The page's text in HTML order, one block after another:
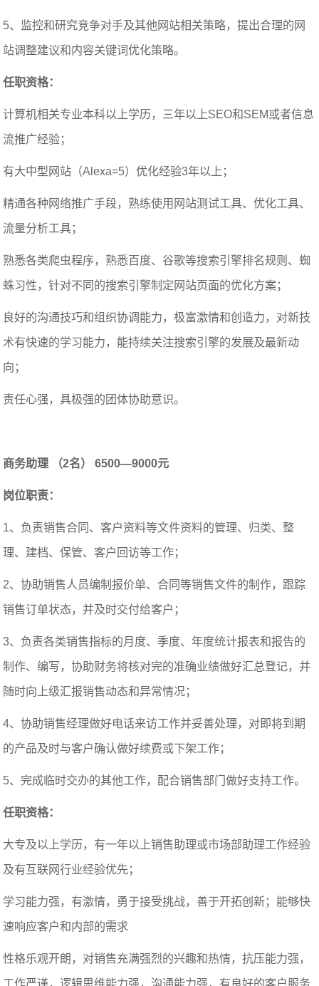
5、监控和研究竞争对手及其他网站相关策略，提出合理的网
站调整建议和内容关键词优化策略。
任职资格：
计算机相关专业本科以上学历，三年以上SEO和SEM或者信息
流推广经验；
有大中型网站（Alexa=5）优化经验3年以上；
精通各种网络推广手段，熟练使用网站测试工具、优化工具、
流量分析工具；
熟悉各类爬虫程序，熟悉百度、谷歌等搜索引擎排名规则、蜘
蛛习性，针对不同的搜索引擎制定网站页面的优化方案；
良好的沟通技巧和组织协调能力，极富激情和创造力，对新技
术有快速的学习能力，能持续关注搜索引擎的发展及最新动
向；
责任心强，具极强的团体协助意识。
商务助理 （2名） 6500—9000元
岗位职责：
1、负责销售合同、客户资料等文件资料的管理、归类、整
理、建档、保管、客户回访等工作；
2、协助销售人员编制报价单、合同等销售文件的制作，跟踪
销售订单状态，并及时交付给客户；
3、负责各类销售指标的月度、季度、年度统计报表和报告的
制作、编写，协助财务将核对完的准确业绩做好汇总登记，并
随时向上级汇报销售动态和异常情况；
4、协助销售经理做好电话来访工作并妥善处理，对即将到期
的产品及时与客户确认做好续费或下架工作；
5、完成临时交办的其他工作，配合销售部门做好支持工作。
任职资格：
大专及以上学历，有一年以上销售助理或市场部助理工作经验
及有互联网行业经验优先；
学习能力强，有激情，勇于接受挑战，善于开拓创新；能够快
速响应客户和内部的需求
性格乐观开朗，对销售充满强烈的兴趣和热情，抗压能力强，
工作严谨，逻辑思维能力强，沟通能力强，有良好的客户服务